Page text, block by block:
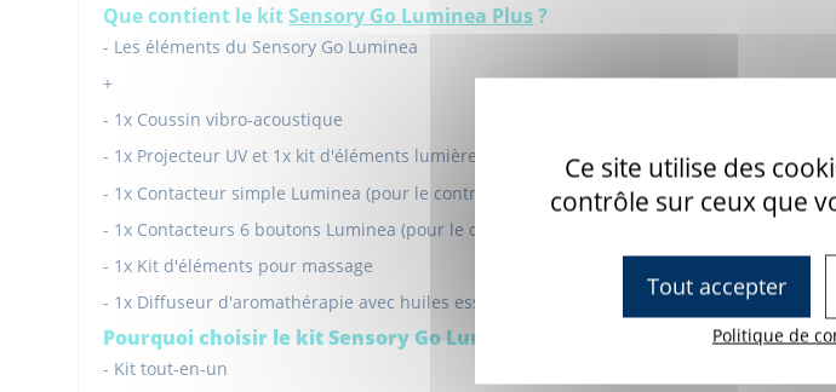
Que contient le kitSensory Go Luminea Plus?
- Les éléments du Sensory Go Luminea
+
- 1x Coussin vibro-acoustique
- 1x Projecteur UV et 1x kit d'éléments lumière UV
- 1x Contacteur simple Luminea (pour le contrôle d'un élément)
- 1x Contacteurs 6 boutons Luminea (pour le contrôle de plusieurs éléments en simultané)
- 1x Kit d'éléments pour massage
- 1x Diffuseur d'aromathérapie avec huiles essentielles
Pourquoi choisir le kit Sensory Go Luminea ?
- Kit tout-en-un
Ce site utilise des
contrôle sur ceux que
Tout accepter
Politique de